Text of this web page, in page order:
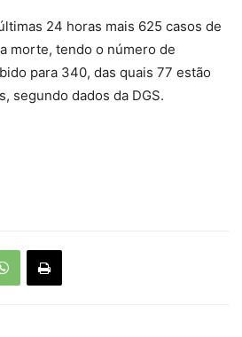
24 horas mais 625 casos de
morte, tendo o número de
para 340, das quais 77 estão
segundo dados da DGS.